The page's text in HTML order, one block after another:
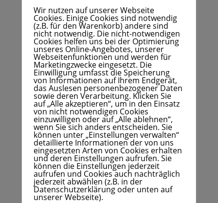
Wie schützt du Hunde, Katzen und andere
Haustiere bei Hitze? Erfahre, wie du Hitzestress
erkennst und deine Tiere sicher durch heiße
Sommertage begleitest.
Wir nutzen auf unserer Webseite
Cookies. Einige Cookies sind notwendig
(z.B. für den Warenkorb) andere sind
nicht notwendig. Die nicht-notwendigen
Cookies helfen uns bei der Optimierung
unseres Online-Angebotes, unserer
Webseitenfunktionen und werden für
Marketingzwecke eingesetzt. Die
Einwilligung umfasst die Speicherung
von Informationen auf Ihrem Endgerät,
das Auslesen personenbezogener Daten
sowie deren Verarbeitung. Klicken Sie
auf „Alle akzeptieren“, um in den Einsatz
von nicht notwendigen Cookies
einzuwilligen oder auf „Alle ablehnen“,
wenn Sie sich anders entscheiden. Sie
können unter „Einstellungen verwalten“
detaillierte Informationen der von uns
eingesetzten Arten von Cookies erhalten
und deren Einstellungen aufrufen. Sie
können die Einstellungen jederzeit
aufrufen und Cookies auch nachträglich
jederzeit abwählen (z.B. in der
Datenschutzerklärung oder unten auf
unserer Webseite).